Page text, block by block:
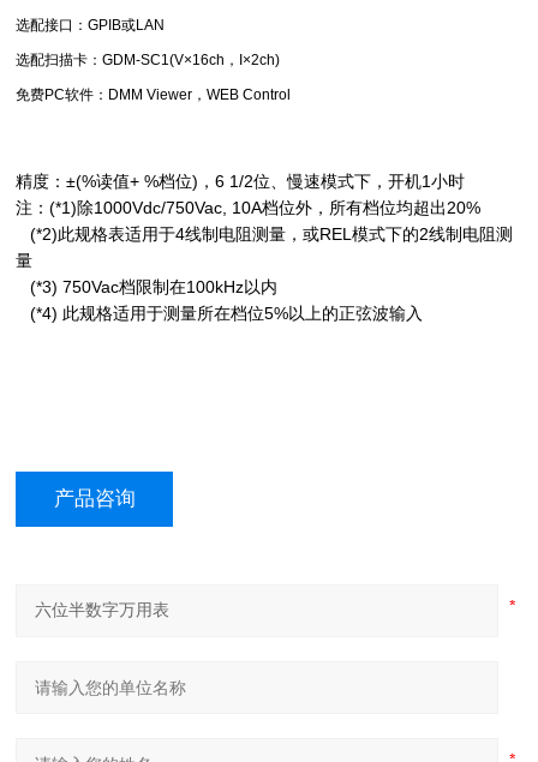
选配接口：GPIB或LAN
选配扫描卡：GDM-SC1(V×16ch，I×2ch)
免费PC软件：DMM Viewer，WEB Control
精度：±(%读值+ %档位)，6 1/2位、慢速模式下，开机1小时
注：(*1)除1000Vdc/750Vac, 10A档位外，所有档位均超出20%
(*2)此规格表适用于4线制电阻测量，或REL模式下的2线制电阻测
量
(*3) 750Vac档限制在100kHz以内
(*4) 此规格适用于测量所在档位5%以上的正弦波输入
产品咨询